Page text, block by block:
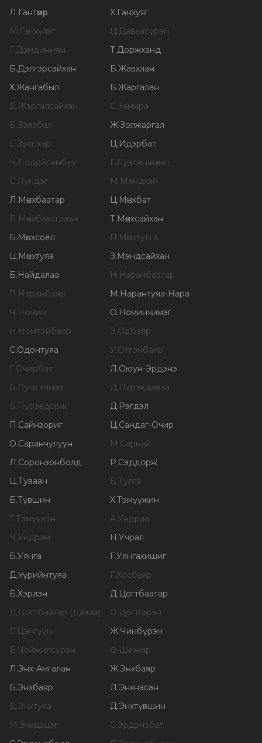
Л.Гантөмөр Х.Ганхуяг
М.Ганхүлэг Ц.Даваасүрэн
Г.Дамдинням Т.Доржханд
Б.Дэлгэрсайхан Б.Жавхлан
Х.Жангабыл Б.Жаргалан
Д.Жаргалсайхан С.Замира
Б.Заяабал Ж.Золжаргал
С.Зулпхар Ц.Идэрбат
Ч.Лодойсамбуу Г.Лувсанжамц
С.Лүндэг М.Мандхай
Л.Мөнхбаатар Ц.Мөнхбат
Л.Мөнхбаясгалан Т.Мөнхсайхан
Б.Мөнхсоёл П.Мөнхтулга
Ц.Мөнхтуяа З.Мэндсайхан
Б.Найдалаа Н.Наранбаатар
П.Наранбаяр М.Нарантуяа-Нара
Ч.Номин О.Номинчимэг
Н.Номтойбаяр Э.Одбаяр
С.Одонтуяа У.Отгонбаяр
Г.Очирбат Л.Оюун-Эрдэнэ
Б.Пунсалмаа Д.Пүрэвдаваа
Б.Пүрэвдорж Д.Рэгдэл
П.Сайнзориг Ц.Сандаг-Очир
О.Саранчулуун М.Сарнай
Л.Соронзонболд Р.Сэддорж
Ц.Туваан Б.Тулга
Б.Түвшин Х.Тэмүүжин
Г.Тэмүүлэн А.Ундраа
Ч.Ундрам Н.Учрал
Б.Уянга Г.Уянгахишиг
Д.Үүрийнтуяа Г.Хосбаяр
Б.Хэрлэн Д.Цогтбаатар
Д.Цогтбаатар (Даваа) О.Цогтгэрэл
С.Цэнгүүн Ж.Чинбүрэн
Б.Чойжилсүрэн Ө.Шижир
Л.Энх-Амгалан Ж.Энхбаяр
Б.Энхбаяр Л.Энхнасан
Д.Энхтуяа Д.Энхтүвшин
М.Энхцэцэг С.Эрдэнэбат